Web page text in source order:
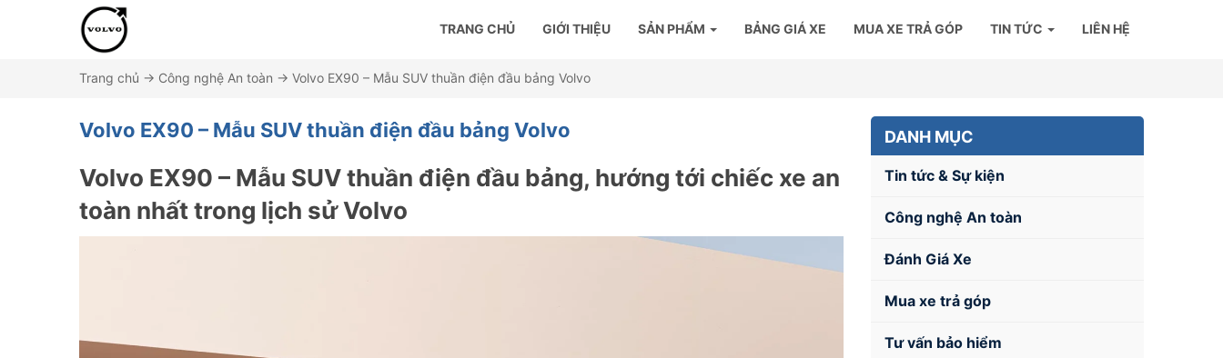
TRANG CHỦ GIỚI THIỆU SẢN PHẨM BẢNG GIÁ XE MUA XE TRẢ GÓP TIN TỨC LIÊN HỆ
Trang chủ → Công nghệ An toàn → Volvo EX90 – Mẫu SUV thuần điện đầu bảng Volvo
Volvo EX90 – Mẫu SUV thuần điện đầu bảng Volvo
Volvo EX90 – Mẫu SUV thuần điện đầu bảng, hướng tới chiếc xe an
toàn nhất trong lịch sử Volvo
DANH MỤC
Tin tức & Sự kiện
Công nghệ An toàn
Đánh Giá Xe
Mua xe trả góp
Tư vấn bảo hiểm